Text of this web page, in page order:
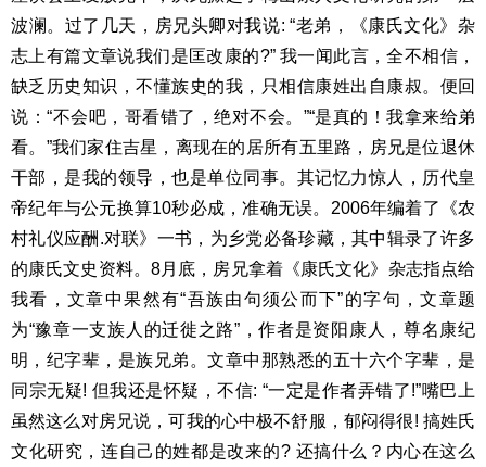
波澜。过了几天，房兄头卿对我说: “老弟，《康氏文化》杂
志上有篇文章说我们是匡改康的?” 我一闻此言，全不相信，
缺乏历史知识，不懂族史的我，只相信康姓出自康叔。便回
说：“不会吧，哥看错了，绝对不会。”“是真的！我拿来给弟
看。”我们家住吉星，离现在的居所有五里路，房兄是位退休
干部，是我的领导，也是单位同事。其记忆力惊人，历代皇
帝纪年与公元换算10秒必成，准确无误。2006年编着了《农
村礼仪应酬.对联》一书，为乡党必备珍藏，其中辑录了许多
的康氏文史资料。8月底，房兄拿着《康氏文化》杂志指点给
我看，文章中果然有“吾族由句须公而下”的字句，文章题
为“豫章一支族人的迁徙之路”，作者是资阳康人，尊名康纪
明，纪字辈，是族兄弟。文章中那熟悉的五十六个字辈，是
同宗无疑! 但我还是怀疑，不信: “一定是作者弄错了!”嘴巴上
虽然这么对房兄说，可我的心中极不舒服，郁闷得很! 搞姓氏
文化研究，连自己的姓都是改来的? 还搞什么？内心在这么